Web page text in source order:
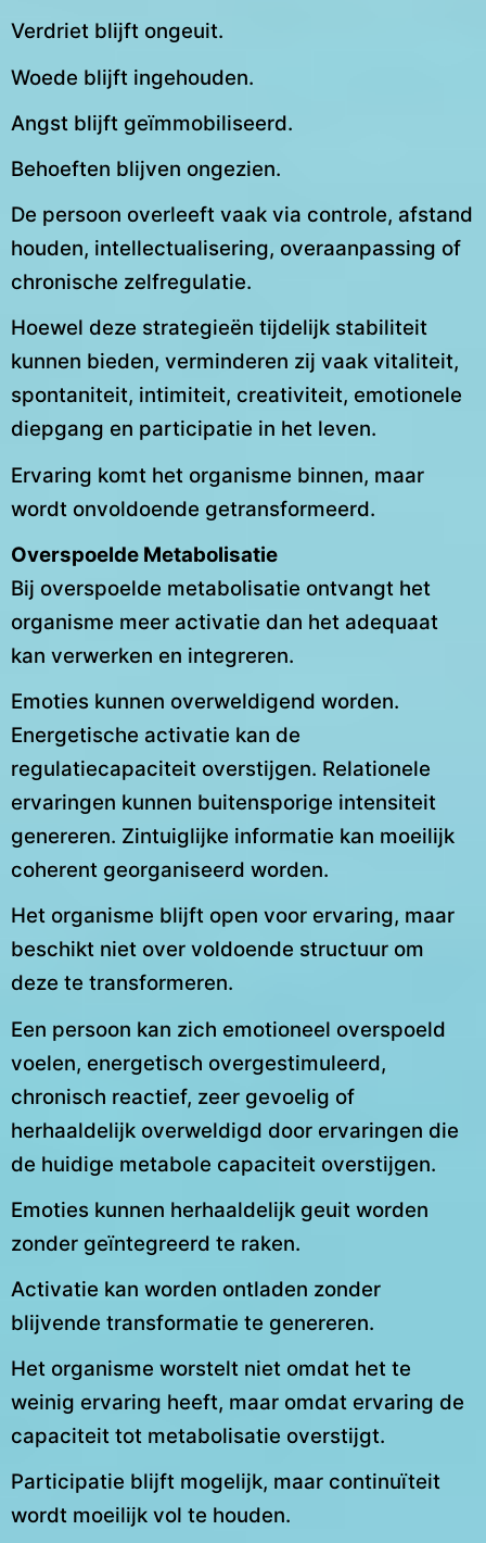
Verdriet blijft ongeuit.
Woede blijft ingehouden.
Angst blijft geïmmobiliseerd.
Behoeften blijven ongezien.
De persoon overleeft vaak via controle, afstand
houden, intellectualisering, overaanpassing of
chronische zelfregulatie.
Hoewel deze strategieën tijdelijk stabiliteit
kunnen bieden, verminderen zij vaak vitaliteit,
spontaniteit, intimiteit, creativiteit, emotionele
diepgang en participatie in het leven.
Ervaring komt het organisme binnen, maar
wordt onvoldoende getransformeerd.
Overspoelde Metabolisatie
Bij overspoelde metabolisatie ontvangt het
organisme meer activatie dan het adequaat
kan verwerken en integreren.
Emoties kunnen overweldigend worden.
Energetische activatie kan de
regulatiecapaciteit overstijgen. Relationele
ervaringen kunnen buitensporige intensiteit
genereren. Zintuiglijke informatie kan moeilijk
coherent georganiseerd worden.
Het organisme blijft open voor ervaring, maar
beschikt niet over voldoende structuur om
deze te transformeren.
Een persoon kan zich emotioneel overspoeld
voelen, energetisch overgestimuleerd,
chronisch reactief, zeer gevoelig of
herhaaldelijk overweldigd door ervaringen die
de huidige metabole capaciteit overstijgen.
Emoties kunnen herhaaldelijk geuit worden
zonder geïntegreerd te raken.
Activatie kan worden ontladen zonder
blijvende transformatie te genereren.
Het organisme worstelt niet omdat het te
weinig ervaring heeft, maar omdat ervaring de
capaciteit tot metabolisatie overstijgt.
Participatie blijft mogelijk, maar continuïteit
wordt moeilijk vol te houden.